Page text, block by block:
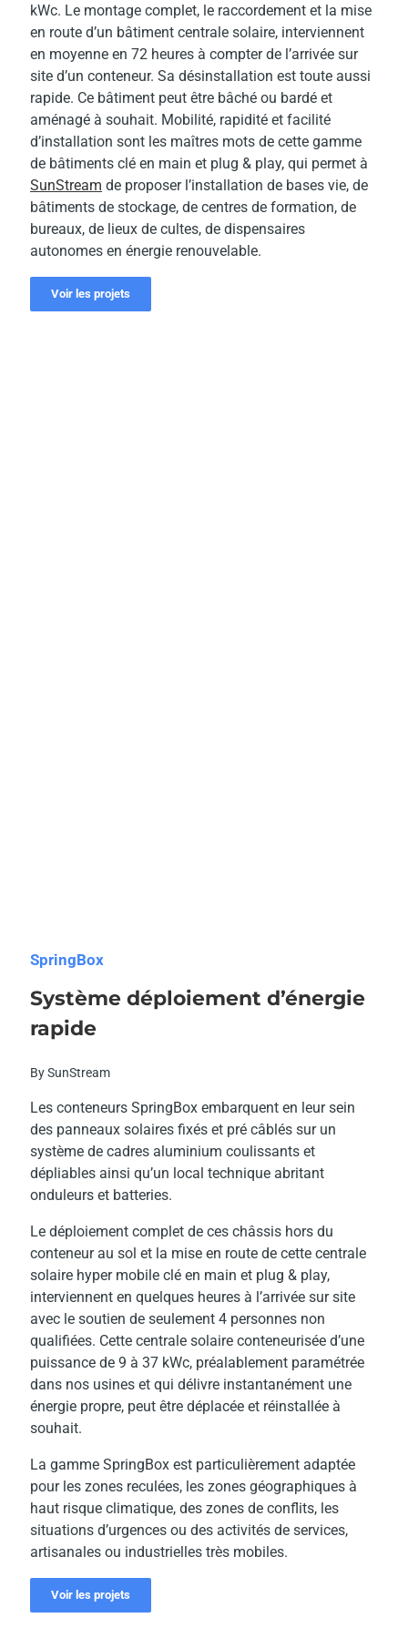
kWc. Le montage complet, le raccordement et la mise
en route d’un bâtiment centrale solaire, interviennent
en moyenne en 72 heures à compter de l’arrivée sur
site d’un conteneur. Sa désinstallation est toute aussi
rapide. Ce bâtiment peut être bâché ou bardé et
aménagé à souhait. Mobilité, rapidité et facilité
d’installation sont les maîtres mots de cette gamme
de bâtiments clé en main et plug & play, qui permet à
SunStream de proposer l’installation de bases vie, de
bâtiments de stockage, de centres de formation, de
bureaux, de lieux de cultes, de dispensaires
autonomes en énergie renouvelable.
Voir les projets
SpringBox
Système déploiement d’énergie
rapide
By SunStream
Les conteneurs SpringBox embarquent en leur sein
des panneaux solaires fixés et pré câblés sur un
système de cadres aluminium coulissants et
dépliables ainsi qu’un local technique abritant
onduleurs et batteries.
Le déploiement complet de ces châssis hors du
conteneur au sol et la mise en route de cette centrale
solaire hyper mobile clé en main et plug & play,
interviennent en quelques heures à l’arrivée sur site
avec le soutien de seulement 4 personnes non
qualifiées. Cette centrale solaire conteneurisée d’une
puissance de 9 à 37 kWc, préalablement paramétrée
dans nos usines et qui délivre instantanément une
énergie propre, peut être déplacée et réinstallée à
souhait.
La gamme SpringBox est particulièrement adaptée
pour les zones reculées, les zones géographiques à
haut risque climatique, des zones de conflits, les
situations d’urgences ou des activités de services,
artisanales ou industrielles très mobiles.
Voir les projets